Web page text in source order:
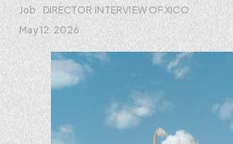
Job
DIRECTOR INTERVIEW OF XICO
May 12. 2026